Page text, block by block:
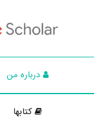
درباره من
کتابها